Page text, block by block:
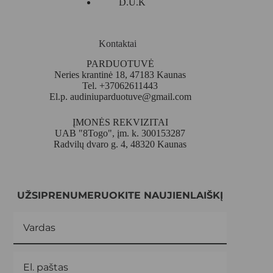
D.U.K
Kontaktai
PARDUOTUVĖ
Neries krantinė 18, 47183 Kaunas
Tel. +37062611443
El.p. audiniuparduotuve@gmail.com
ĮMONĖS REKVIZITAI
UAB "8Togo", įm. k. 300153287
Radvilų dvaro g. 4, 48320 Kaunas
UŽSIPRENUMERUOKITE NAUJIENLAIŠKĮ